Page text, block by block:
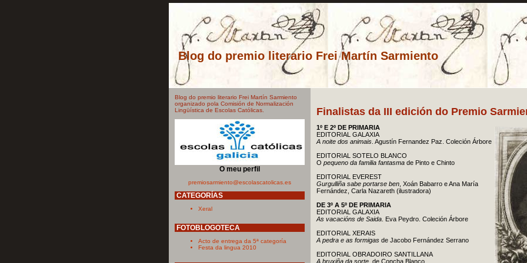
Blog do premio literario Frei Martín Sarmiento
Blog do premio literario Frei Martín Sarmiento
organizado pola Comisión de Normalización
Lingüística de Escolas Católicas.
O meu perfil
premiosarmiento@escolascatolicas.es
CATEGORÍAS
Xeral
FOTOBLOGOTECA
Acto de entrega da 5ª categoría
Festa da lingua 2010
Finalistas da III edición do Premio
1º E 2º DE PRIMARIA
EDITORIAL GALAXIA
A noite dos animais . Agustín Fernandez Paz. Coleción Árbore
EDITORIAL SOTELO BLANCO
O pequeno da familia fantasma de Pinto e Chinto
EDITORIAL EVEREST
Gurgulliña sabe portarse ben , Xoán Babarro e Ana María
Fernández, Carla Nazareth (ilustradora)
DE 3º A 5º DE PRIMARIA
EDITORIAL GALAXIA
As vacacións de Saida . Eva Peydro. Coleción Árbore
EDITORIAL XERAIS
A pedra e as formigas de Jacobo Fernández Serrano
EDITORIAL OBRADOIRO SANTILLANA
A bruxiña da sorte , de Concha Blanco